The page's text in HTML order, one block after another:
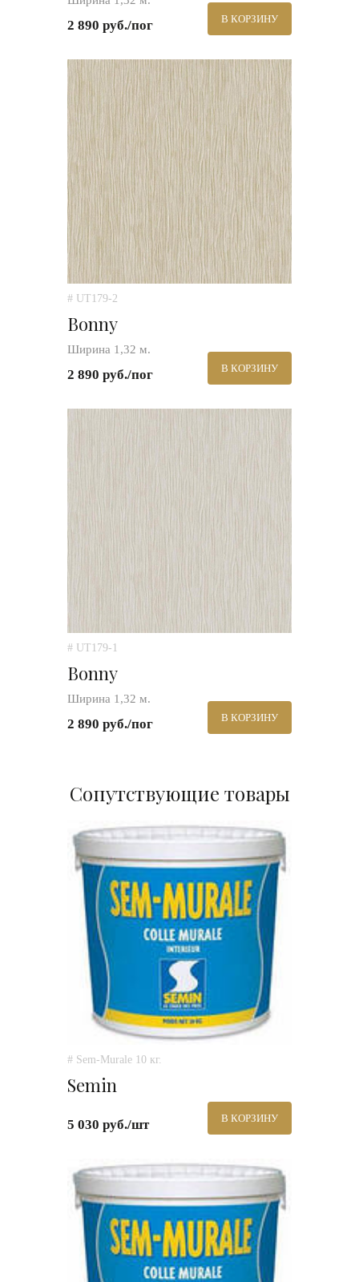
2 890 руб./пог В КОРЗИНУ
# UT179-2
Bonny
Ширина 1,32 м.
2 890 руб./пог В КОРЗИНУ
# UT179-1
Bonny
Ширина 1,32 м.
2 890 руб./пог В КОРЗИНУ
Сопутствующие товары
# Sem-Murale 10 кг.
Semin
5 030 руб./шт В КОРЗИНУ